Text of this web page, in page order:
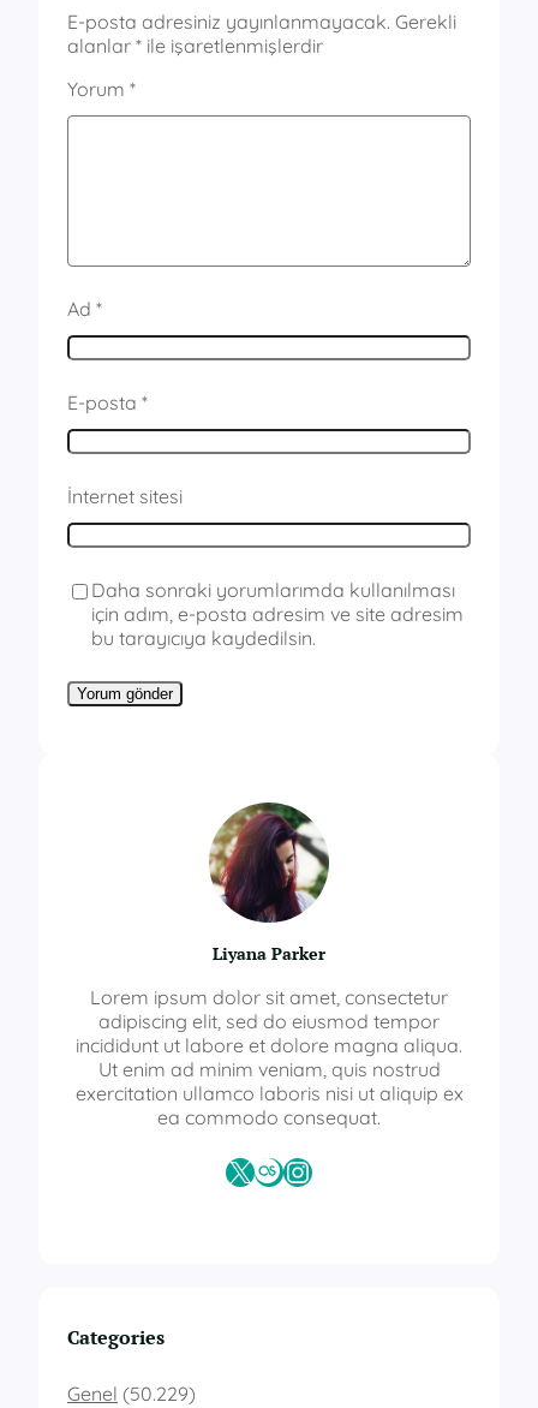
E-posta adresiniz yayınlanmayacak. Gerekli
alanlar * ile işaretlenmişlerdir
Yorum *
Ad *
E-posta *
İnternet sitesi
Daha sonraki yorumlarımda kullanılması
için adım, e-posta adresim ve site adresim
bu tarayıcıya kaydedilsin.
Liyana Parker
Lorem ipsum dolor sit amet, consectetur
adipiscing elit, sed do eiusmod tempor
incididunt ut labore et dolore magna aliqua.
Ut enim ad minim veniam, quis nostrud
exercitation ullamco laboris nisi ut aliquip ex
ea commodo consequat.
X Last.fmInstagram
Categories
Genel (50.229)